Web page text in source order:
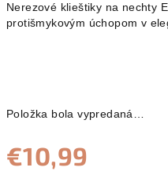
Nerezové klieštiky na nechty
protišmykovým úchopom v
Položka bola vypredaná…
€10,99